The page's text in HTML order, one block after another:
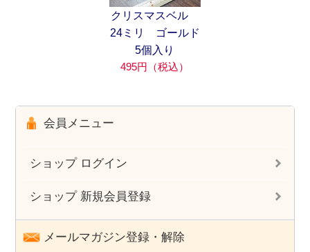
クリスマスベル
24ミリ ゴールド
5個入り
495円（税込）
会員メニュー
ショップ ログイン
ショップ 新規会員登録
メールマガジン登録・解除